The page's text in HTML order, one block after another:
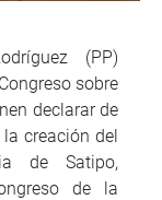
(PP)
sobre
declarar de
creación del
de Satipo,
de la